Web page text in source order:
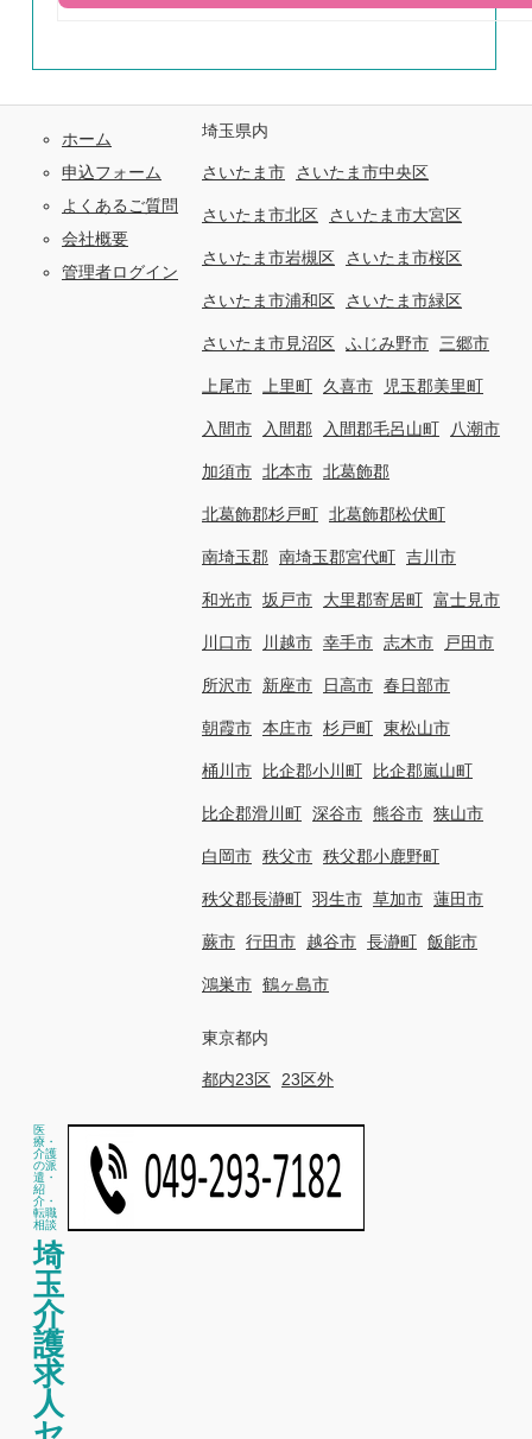
ホーム
申込フォーム
よくあるご質問
会社概要
管理者ログイン
埼玉県内
さいたま市 さいたま市中央区
さいたま市北区 さいたま市大宮区
さいたま市岩槻区 さいたま市桜区
さいたま市浦和区 さいたま市緑区
さいたま市見沼区 ふじみ野市 三郷市
上尾市 上里町 久喜市 児玉郡美里町
入間市 入間郡 入間郡毛呂山町 八潮市
加須市 北本市 北葛飾郡
北葛飾郡杉戸町 北葛飾郡松伏町
南埼玉郡 南埼玉郡宮代町 吉川市
和光市 坂戸市 大里郡寄居町 富士見市
川口市 川越市 幸手市 志木市 戸田市
所沢市 新座市 日高市 春日部市
朝霞市 本庄市 杉戸町 東松山市
桶川市 比企郡小川町 比企郡嵐山町
比企郡滑川町 深谷市 熊谷市 狭山市
白岡市 秩父市 秩父郡小鹿野町
秩父郡長瀞町 羽生市 草加市 蓮田市
蕨市 行田市 越谷市 長瀞町 飯能市
鴻巣市 鶴ヶ島市
東京都内
都内23区 23区外
医
療・
介護
の派
遣・
紹
介・
転職
相談
埼
玉
介
護
求
人